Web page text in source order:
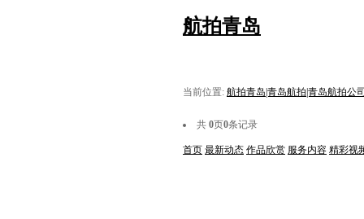
航拍青岛
当前位置: 航拍青岛|青岛航拍|青岛航拍公
共 0页0条记录
首页 最新动态 作品欣赏 服务内容 精彩视